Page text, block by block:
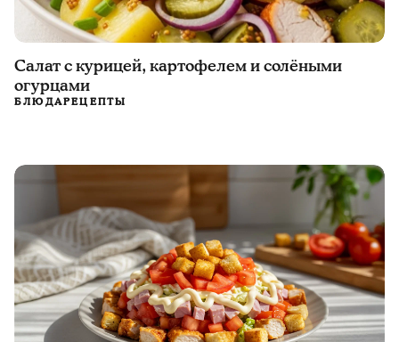
Салат с курицей, картофелем и солёными
огурцами
БЛЮДАРЕЦЕПТЫ